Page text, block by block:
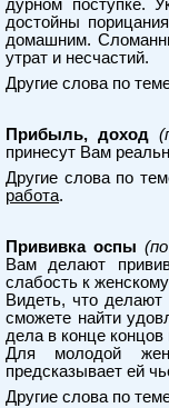
дурном поступке.
достойны
домашним.
утрат и несчастий.
Другие слова по
Прибыль, доход
принесут Вам
Другие слова по
работа.
Прививка оспы
Вам делают
слабость к
Видеть, что
сможете найти
дела в конце концов
Для молодой
предсказывает ей
Другие слова по